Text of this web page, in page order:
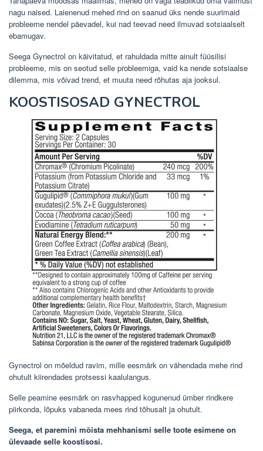
nagu naised. Laienenud mehed rind on saanud üks nende suurimaid
probleeme nendel päevadel, kui nad teevad need ilmuvad sotsiaalselt
ebamugav.
Seega Gynectrol on käivitatud, et rahuldada mitte ainult füüsilisi
probleeme, mis on seotud selle probleemiga, vaid ka nende sotsiaalse
dilemma, mis võivad trend, et muuta need rõhutas aja jooksul.
KOOSTISOSAD GYNECTROL
Gynectrol on mõeldud ravim, mille eesmärk on vähendada mehe rind
ohutult kiirendades protsessi kaalulangus.
Selle peamine eesmärk on rasvhapped kogunenud ümber rindkere
piirkonda, lõpuks vabaneda mees rind tõhusalt ja ohutult.
Seega, et paremini mõista mehhanismi selle toote esimene on
ülevaade selle koostisosi.